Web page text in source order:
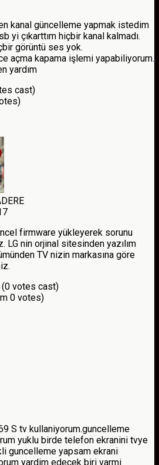
kanal güncelleme yapmak istedim
yi çıkarttım hiçbir kanal kalmadı.
görüntü ses yok.
açma kapama işlemi yapabiliyorum.
yardım
cast)
firmware yükleyerek sorunu
LG nin orjinal sitesinden yazılım
TV nizin markasına göre
(0 votes cast)
0 votes)
S tv kullaniyorum.guncelleme
yuklu birde telefon ekranini tvye
guncelleme yapsam ekrani
yardim edecek biri varmi